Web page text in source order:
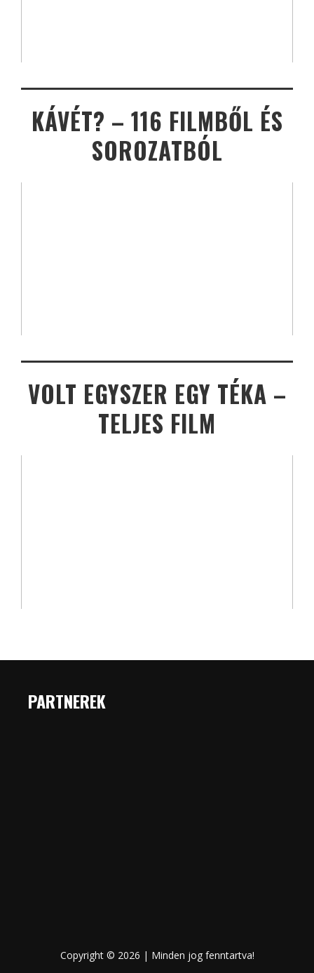
KÁVÉT? – 116 FILMBŐL ÉS
SOROZATBÓL
VOLT EGYSZER EGY TÉKA –
TELJES FILM
PARTNEREK
Copyright © 2026 | Minden jog fenntartva!